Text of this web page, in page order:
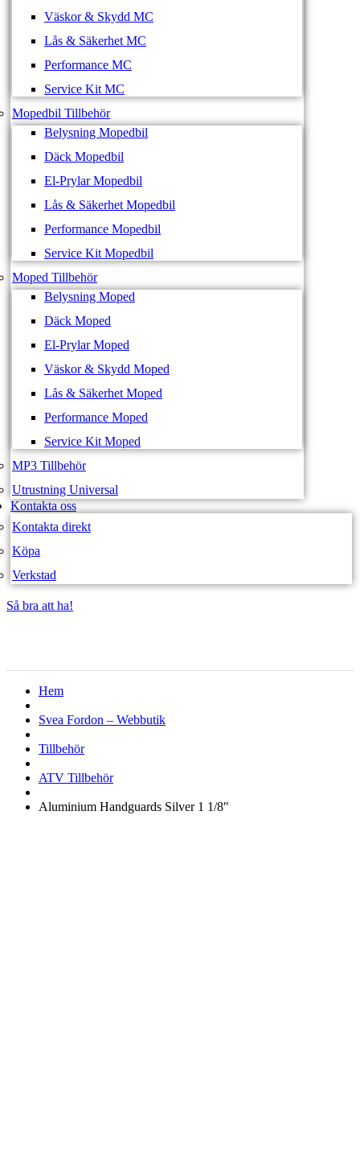
Väskor & Skydd MC
Lås & Säkerhet MC
Performance MC
Service Kit MC
Mopedbil Tillbehör
Belysning Mopedbil
Däck Mopedbil
El-Prylar Mopedbil
Lås & Säkerhet Mopedbil
Performance Mopedbil
Service Kit Mopedbil
Moped Tillbehör
Belysning Moped
Däck Moped
El-Prylar Moped
Väskor & Skydd Moped
Lås & Säkerhet Moped
Performance Moped
Service Kit Moped
MP3 Tillbehör
Utrustning Universal
Kontakta oss
Kontakta direkt
Köpa
Verkstad
Så bra att ha!
Hem
Svea Fordon – Webbutik
Tillbehör
ATV Tillbehör
Aluminium Handguards Silver 1 1/8″